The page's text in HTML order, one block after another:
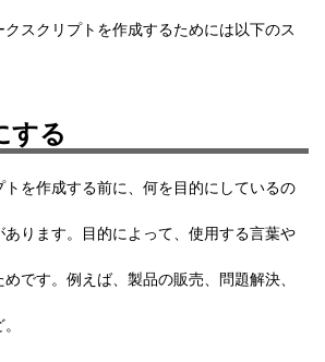
スクリプトを作成するためには以下のス
する
トを作成する前に、何を目的にしているの
ります。目的によって、使用する言葉や
です。例えば、製品の販売、問題解決、